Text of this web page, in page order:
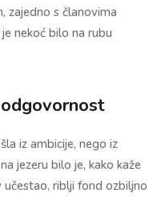
zajedno s članovima
nekoć bilo na rubu
iz ambicije, nego iz
jezeru bilo je, kako kaže
učestao, riblji fond ozbiljno